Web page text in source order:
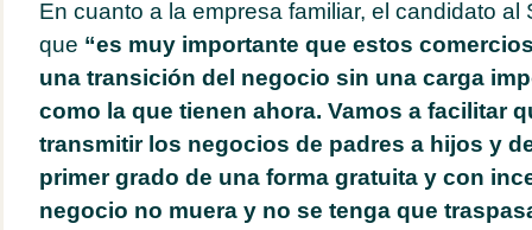
En cuanto a la empresa familiar, el candidato al
que “es muy importante que estos
una transición del negocio sin una carga
como la que tienen ahora. Vamos a facilitar
transmitir los negocios de padres a hijos y
primer grado de una forma gratuita y con
negocio no muera y no se tenga que